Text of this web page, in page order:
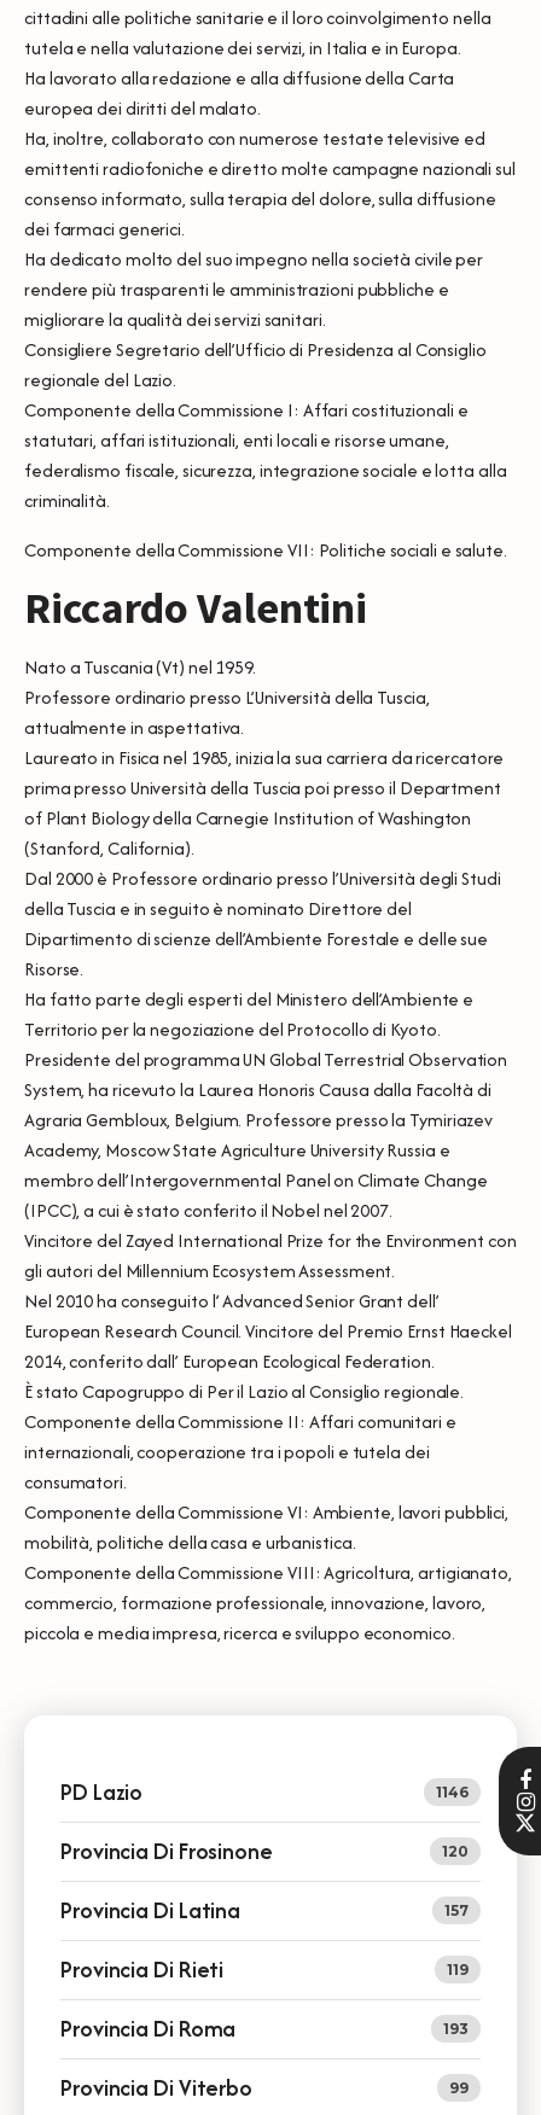
cittadini alle politiche sanitarie e il loro coinvolgimento nella
tutela e nella valutazione dei servizi, in Italia e in Europa.
Ha lavorato alla redazione e alla diffusione della Carta
europea dei diritti del malato.
Ha, inoltre, collaborato con numerose testate televisive ed
emittenti radiofoniche e diretto molte campagne nazionali sul
consenso informato, sulla terapia del dolore, sulla diffusione
dei farmaci generici.
Ha dedicato molto del suo impegno nella società civile per
rendere più trasparenti le amministrazioni pubbliche e
migliorare la qualità dei servizi sanitari.
Consigliere Segretario dell’Ufficio di Presidenza al Consiglio
regionale del Lazio.
Componente della Commissione I: Affari costituzionali e
statutari, affari istituzionali, enti locali e risorse umane,
federalismo fiscale, sicurezza, integrazione sociale e lotta alla
criminalità.
Componente della Commissione VII: Politiche sociali e salute.
Riccardo Valentini
Nato a Tuscania (Vt) nel 1959.
Professore ordinario presso L’Università della Tuscia,
attualmente in aspettativa.
Laureato in Fisica nel 1985, inizia la sua carriera da ricercatore
prima presso Università della Tuscia poi presso il Department
of Plant Biology della Carnegie Institution of Washington
(Stanford, California).
Dal 2000 è Professore ordinario presso l’Università degli Studi
della Tuscia e in seguito è nominato Direttore del
Dipartimento di scienze dell’Ambiente Forestale e delle sue
Risorse.
Ha fatto parte degli esperti del Ministero dell’Ambiente e
Territorio per la negoziazione del Protocollo di Kyoto.
Presidente del programma UN Global Terrestrial Observation
System, ha ricevuto la Laurea Honoris Causa dalla Facoltà di
Agraria Gembloux, Belgium. Professore presso la Tymiriazev
Academy, Moscow State Agriculture University Russia e
membro dell’Intergovernmental Panel on Climate Change
(IPCC), a cui è stato conferito il Nobel nel 2007.
Vincitore del Zayed International Prize for the Environment con
gli autori del Millennium Ecosystem Assessment.
Nel 2010 ha conseguito l’ Advanced Senior Grant dell’
European Research Council. Vincitore del Premio Ernst Haeckel
2014, conferito dall’ European Ecological Federation.
È stato Capogruppo di Per il Lazio al Consiglio regionale.
Componente della Commissione II: Affari comunitari e
internazionali, cooperazione tra i popoli e tutela dei
consumatori.
Componente della Commissione VI: Ambiente, lavori pubblici,
mobilità, politiche della casa e urbanistica.
Componente della Commissione VIII: Agricoltura, artigianato,
commercio, formazione professionale, innovazione, lavoro,
piccola e media impresa, ricerca e sviluppo economico.
PD Lazio 1146
Provincia Di Frosinone 120
Provincia Di Latina 157
Provincia Di Rieti 119
Provincia Di Roma 193
Provincia Di Viterbo 99